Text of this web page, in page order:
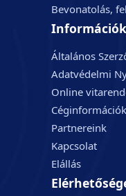
Bevonatolás,
Információk
Általános
Adatvédelmi
Online
Céginformációk
Partnereink
Kapcsolat
Elállás